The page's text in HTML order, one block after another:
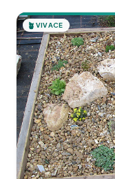
🪴 VIVACE